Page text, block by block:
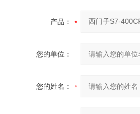
产品：
您的单位：
您的姓名：